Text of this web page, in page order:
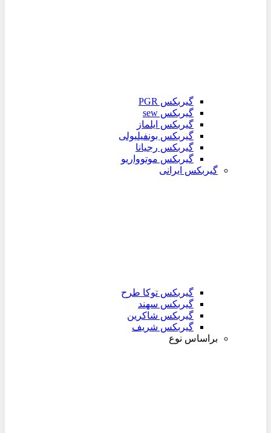
گیربکس PGR
گیربکس sew
گیربکس ایلماز
گیربکس بونفیلیولی
گیربکس رجیانا
گیربکس موتوواریو
گیربکس ایرانی
گیربکس توکا طرح
گیربکس سهند
گیربکس شاکرین
گیربکس شریف
براساس نوع